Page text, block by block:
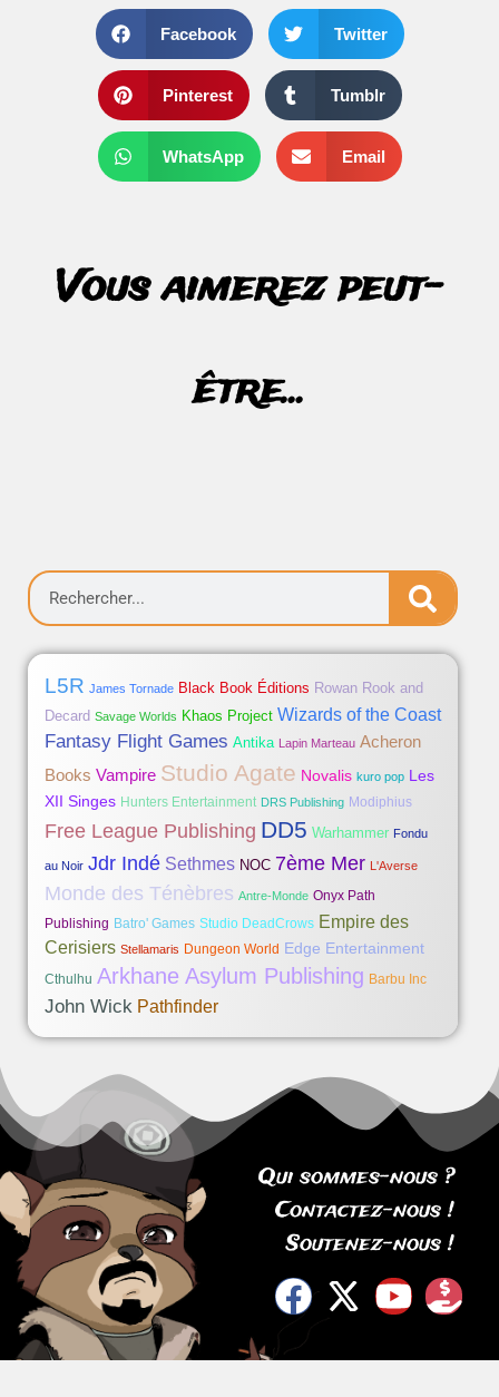
Facebook Twitter
Pinterest Tumblr
WhatsApp Email
Vous aimerez peut-
être...
L5R James Tornade Black Book Éditions Rowan Rook and
Decard Savage Worlds Khaos Project Wizards of the Coast
Fantasy Flight Games Antika Lapin Marteau Acheron
Books Vampire Studio Agate Novalis kuro pop Les
XII Singes Hunters Entertainment DRS Publishing Modiphius
Free League Publishing DD5 Warhammer Fondu
au Noir Jdr Indé Sethmes NOC 7ème Mer L'Averse
Monde des Ténèbres Antre-Monde Onyx Path
Publishing Batro' Games Studio DeadCrows Empire des
Cerisiers Stellamaris Dungeon World Edge Entertainment
Cthulhu Arkhane Asylum Publishing Barbu Inc
John Wick Pathfinder
Qui sommes-nous ?
Contactez-nous !
Soutenez-nous !